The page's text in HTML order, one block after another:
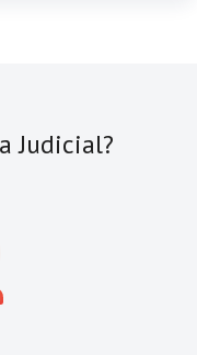
Judicial?